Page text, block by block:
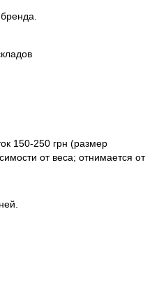
150-250 грн (размер
от веса; отнимается от